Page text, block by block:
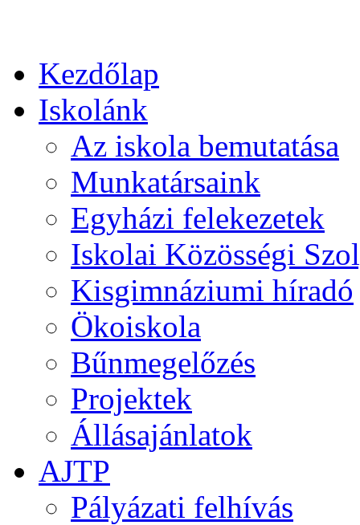
Kezdőlap
Iskolánk
Az iskola bemutatása
Munkatársaink
Egyházi felekezetek
Iskolai Közösségi
Kisgimnáziumi híradó
Ökoiskola
Bűnmegelőzés
Projektek
Állásajánlatok
AJTP
Pályázati felhívás